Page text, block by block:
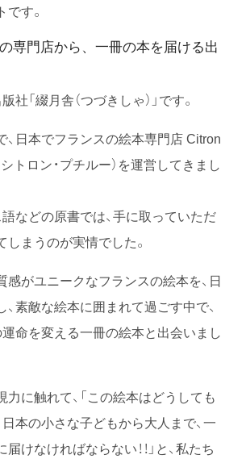
す。
専門店から、一冊の本を届ける出
社「綴月舎（つづきしゃ）」です。
、日本でフランスの絵本専門店 Citron
トロン・プチルー）を運営してきまし
語などの原書では、手に取っていただ
まうのが実情でした。
感がユニークなフランスの絵本を、日
素敵な絵本に囲まれて過ごす中で、
運命を変える一冊の絵本と出会いまし
に触れて、「この絵本はどうしても
本の小さな子どもから大人まで、一
けなければならない！！」と、私たち